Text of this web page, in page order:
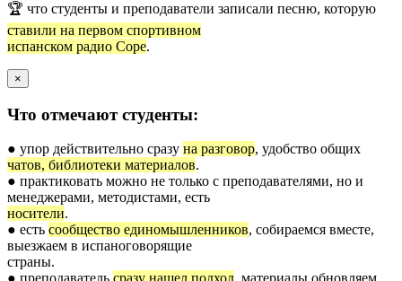
🏆 что студенты и преподаватели записали песню, которую
ставили на первом спортивном
испанском радио Cope.
×
Что отмечают студенты:
● упор действительно сразу на разговор, удобство общих
чатов, библиотеки материалов.
● практиковать можно не только с преподавателями, но и
менеджерами, методистами, есть
носители.
● есть сообщество единомышленников, собираемся вместе,
выезжаем в испаноговорящие
страны.